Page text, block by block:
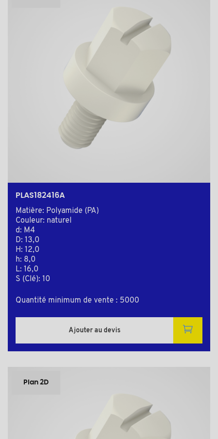
PLAS182416A
Matière: Polyamide (PA)
Couleur: naturel
d: M4
D: 13,0
H: 12,0
h: 8,0
L: 16,0
S (Clé): 10
Quantité minimum de vente : 5000
Ajouter au devis
Plan 2D